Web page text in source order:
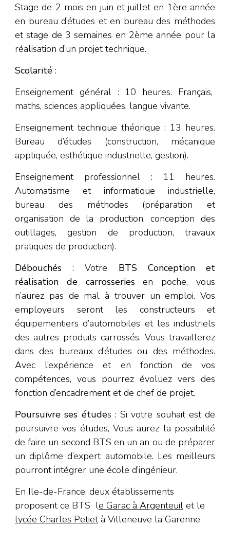
Stage de 2 mois en juin et juillet en 1ère année
en bureau d’études et en bureau des méthodes
et stage de 3 semaines en 2ème année pour la
réalisation d’un projet technique.
Scolarité :
Enseignement général : 10 heures. Français,
maths, sciences appliquées, langue vivante.
Enseignement technique théorique : 13 heures.
Bureau d’études (construction, mécanique
appliquée, esthétique industrielle, gestion).
Enseignement professionnel : 11 heures.
Automatisme et informatique industrielle,
bureau des méthodes (préparation et
organisation de la production, conception des
outillages, gestion de production, travaux
pratiques de production).
Débouchés : Votre BTS Conception et
réalisation de carrosseriesen poche, vous
n’aurez pas de mal à trouver un emploi. Vos
employeurs seront les constructeurs et
équipementiers d’automobiles et les industriels
des autres produits carrossés. Vous travaillerez
dans des bureaux d’études ou des méthodes.
Avec l’expérience et en fonction de vos
compétences, vous pourrez évoluez vers des
fonction d’encadrement et de chef de projet.
Poursuivre ses études : Si votre souhait est de
poursuivre vos études, Vous aurez la possibilité
de faire un second BTS en un an ou de préparer
un diplôme d’expert automobile. Les meilleurs
pourront intégrer une école d’ingénieur.
En Ile-de-France, deux établissements
proposent ce BTS le Garac à Argenteuil et le
lycée Charles Petietà Villeneuve la Garenne